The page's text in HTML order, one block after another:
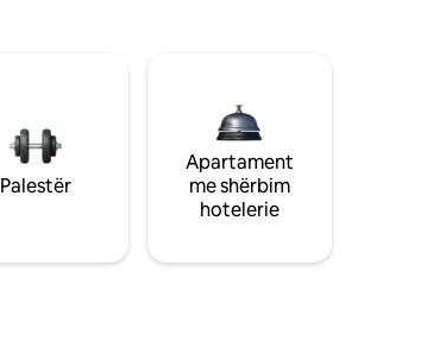
Palestër
Apartament
me shërbim
hotelerie